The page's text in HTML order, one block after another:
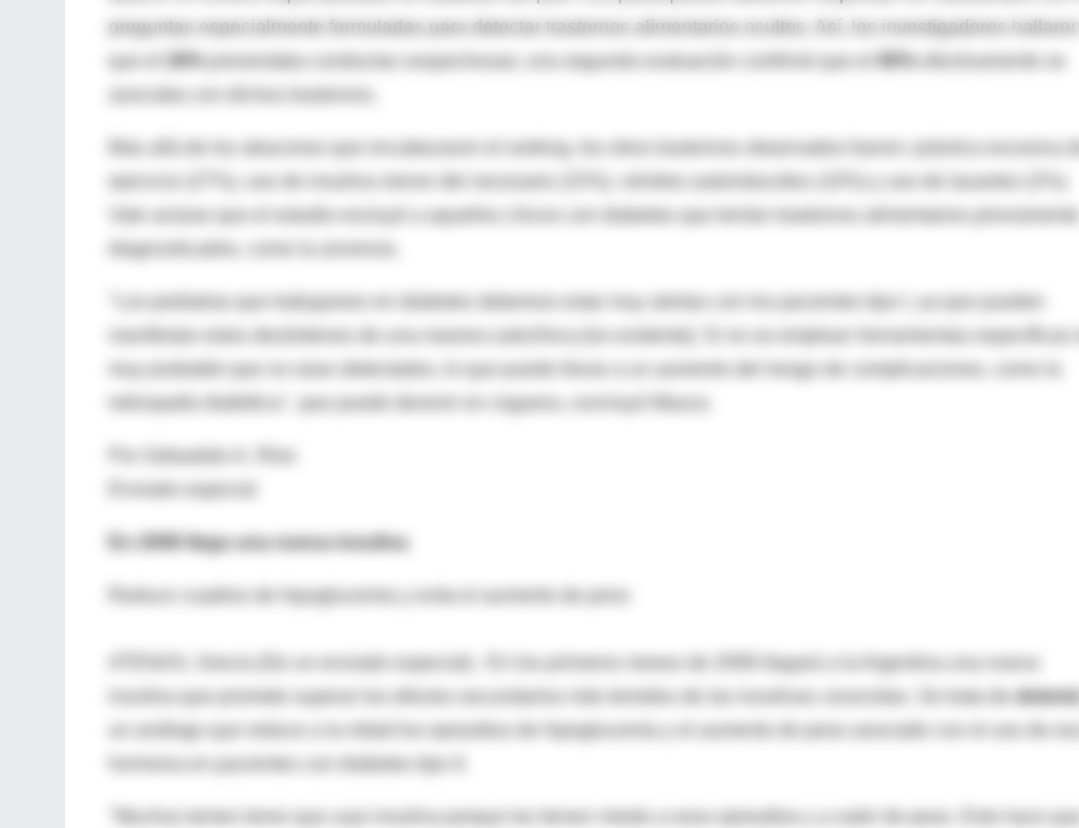
preguntas especialmente formuladas para detectar trastornos alimentarios ocultos. Así, los investigadores hallaron
presentaba conductas sospechosas; una segunda evaluación confirmó que el
Vale aclarar que el estudio excluyó a aquellos chicos con diabetes que tenían trastornos alimentarios previamente
diagnosticados, como la anorexia.
muy probable que no sean detectados, lo que puede llevar a un aumento del riesgo de complicaciones, como la
retinopatía diabética", que puede devenir en ceguera, concluyó Mazza.
En 2006 llega una nueva insulina
Reduce cuadros de hipoglucemia y evita el aumento de peso
ATENAS, Grecia (De un enviado especial).- En los primeros meses de 2006 llegará a la Argentina una nueva
insulina que promete superar los efectos secundarios más temidos de las insulinas conocidas. Se trata de
detemir
un análogo que reduce a la mitad los episodios de hipoglucemia y el aumento de peso asociado con el uso de esa
"Muchos temen tener que usar insulina porque les tienen miedo a esos episodios y a subir de peso. Esto hace que